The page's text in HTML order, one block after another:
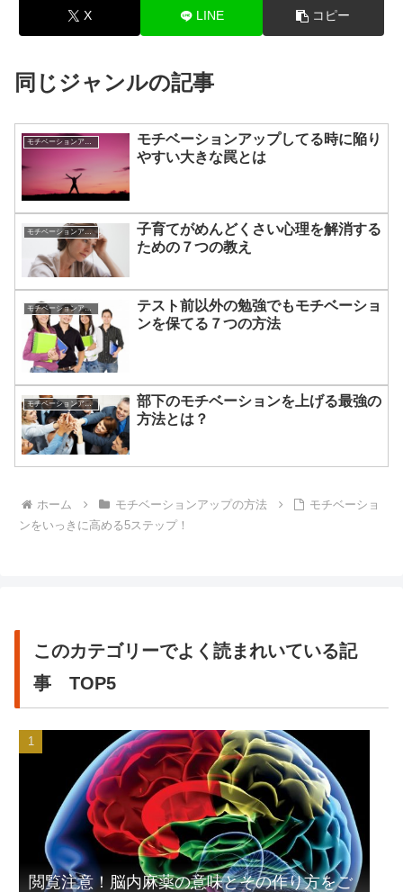
X LINE コピー
同じジャンルの記事
モチベーションアップしてる時に陥り
やすい大きな罠とは
モチベーションアップの方法
子育てがめんどくさい心理を解消する
ための７つの教え
モチベーションアップの方法
テスト前以外の勉強でもモチベーショ
ンを保てる７つの方法
モチベーションアップの方法
部下のモチベーションを上げる最強の
方法とは？
ホーム モチベーションアップの方法
モチベーショ
ンをいっきに高める5ステップ！
このカテゴリーでよく読まれいている記
事 TOP5
閲覧注意！脳内麻薬の意味とその作り方をご